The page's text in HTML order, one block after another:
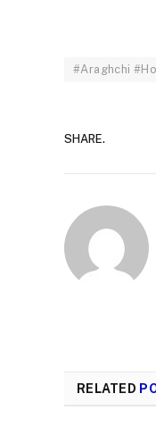
#Araghchi
SHARE.
RELATED